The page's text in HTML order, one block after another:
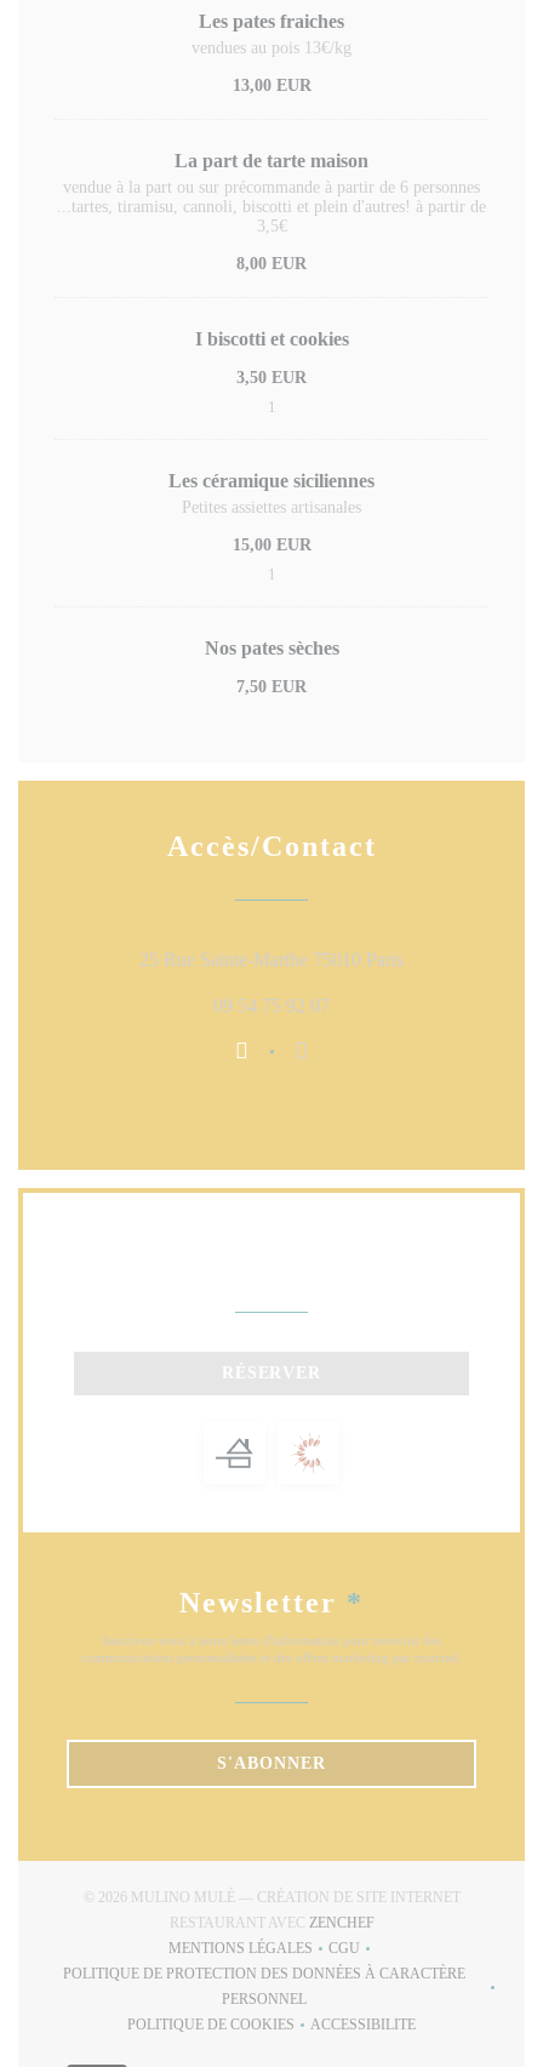
Les pates fraiches
vendues au pois 13€/kg
13,00 EUR
La part de tarte maison
vendue à la part ou sur précommande à partir de 6 personnes
...tartes, tiramisu, cannoli, biscotti et plein d'autres! à partir de
3,5€
8,00 EUR
I biscotti et cookies
3,50 EUR
1
Les céramique siciliennes
Petites assiettes artisanales
15,00 EUR
1
Nos pates sèches
7,50 EUR
Accès/Contact
25 Rue Sainte-Marthe 75010 Paris((ouvre une
09 54 75 92 07
RÉSERVER
Newsletter *
Inscrivez-vous à notre lettre d'information pour recevoir des
communications personnalisées et des offres marketing par courriel.
S'ABONNER
© 2026 MULINO MULÈ — CRÉATION DE SITE INTERNET
RESTAURANT AVEC ZENCHEF((OUVRE UNE
MENTIONS LÉGALES
CGU
POLITIQUE DE PROTECTION DES DONNÉES À CARACTÈRE
PERSONNEL((OUVRE UNE NOUVELLE FENÊTRE))
POLITIQUE DE COOKIES
ACCESSIBILITE